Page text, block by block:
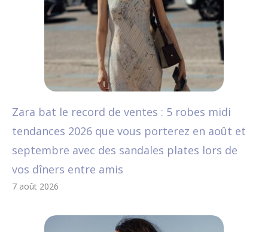
Zara bat le record de ventes : 5 robes midi
tendances 2026 que vous porterez en août et
septembre avec des sandales plates lors de
vos dîners entre amis
7 août 2026